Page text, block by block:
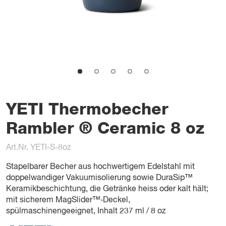
YETI Thermobecher
Rambler ® Ceramic 8 oz
Art.Nr. YETI-S-8oz
Stapelbarer Becher aus hochwertigem Edelstahl mit
doppelwandiger Vakuumisolierung sowie DuraSip™
Keramikbeschichtung, die Getränke heiss oder kalt hält;
mit sicherem MagSlider™‑Deckel,
spülmaschinengeeignet, Inhalt 237 ml / 8 oz